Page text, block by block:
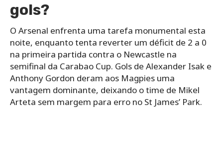
gols?
O Arsenal enfrenta uma tarefa monumental esta
noite, enquanto tenta reverter um déficit de 2 a 0
na primeira partida contra o Newcastle na
semifinal da Carabao Cup. Gols de Alexander Isak e
Anthony Gordon deram aos Magpies uma
vantagem dominante, deixando o time de Mikel
Arteta sem margem para erro no St James’ Park.